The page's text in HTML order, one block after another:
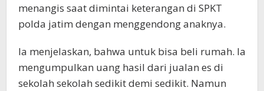
menangis saat dimintai keterangan di SPKT
polda jatim dengan menggendong anaknya.
Ia menjelaskan, bahwa untuk bisa beli rumah. Ia
mengumpulkan uang hasil dari jualan es di
sekolah sekolah sedikit demi sedikit. Namun